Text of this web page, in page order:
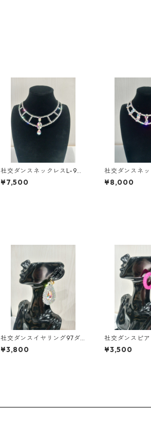
社交ダンスネックレスL-9ダ
ンスアクセサリーベリーダ
ンスブライダルアクセサリ
¥7,500
社交ダンスネッ
ンスアクセサリ
ンスブライダル
¥8,000
社交ダンスイヤリング97ダ
ンスアクセサリーベリーダ
ンスブライダルアクセサリ
¥3,800
社交ダンスピア
アクセサリーベ
ブライダルアク
¥3,500